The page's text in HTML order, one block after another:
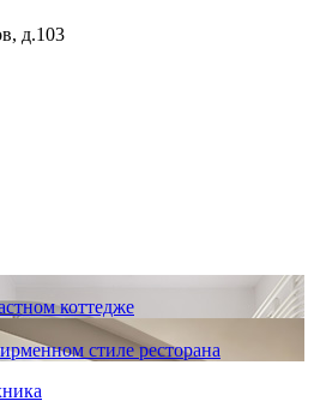
д.103
коттедже
стиле ресторана